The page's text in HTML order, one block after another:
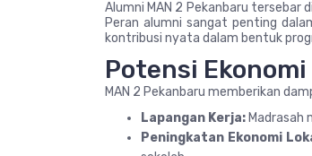
Alumni MAN 2 Pekanbaru tersebar
Peran alumni sangat penting
kontribusi nyata dalam bentuk
Potensi
MAN 2 Pekanbaru memberikan
Lapangan Kerja: Madrasah
Peningkatan Ekonomi